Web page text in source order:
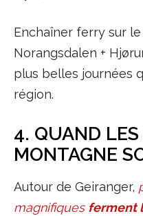
Enchaîner ferry sur
Norangsdalen +
plus belles journées
région.
4. QUAND
MONTAGNE
Autour de Geiranger,
magnifiques ferment